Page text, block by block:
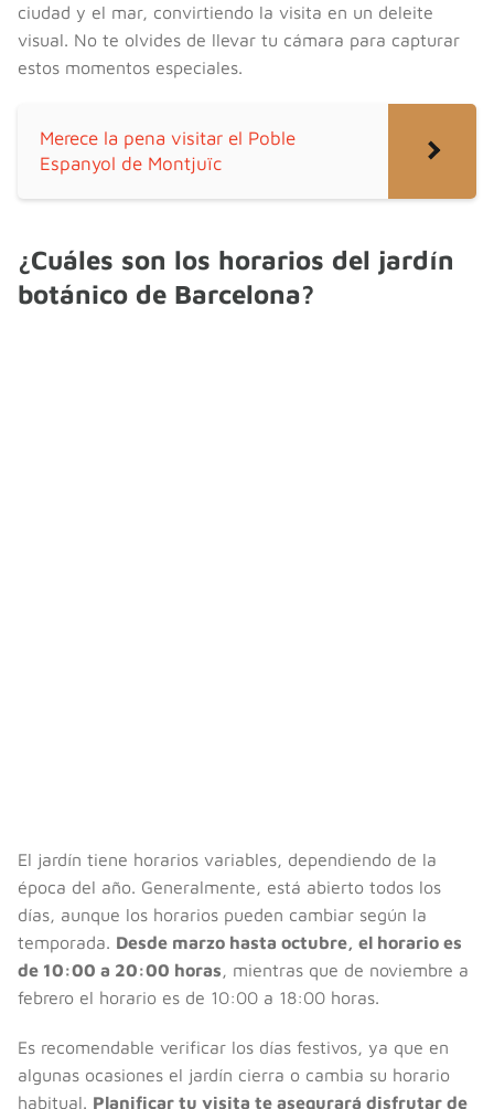
ciudad y el mar, convirtiendo la visita en un deleite
visual. No te olvides de llevar tu cámara para capturar
estos momentos especiales.
Merece la pena visitar el Poble
Espanyol de Montjuïc
¿Cuáles son los horarios del jardín
botánico de Barcelona?
El jardín tiene horarios variables, dependiendo de la
época del año. Generalmente, está abierto todos los
días, aunque los horarios pueden cambiar según la
temporada. Desde marzo hasta octubre, el horario es
de 10:00 a 20:00 horas, mientras que de noviembre a
febrero el horario es de 10:00 a 18:00 horas.
Es recomendable verificar los días festivos, ya que en
algunas ocasiones el jardín cierra o cambia su horario
habitual. Planificar tu visita te asegurará disfrutar de